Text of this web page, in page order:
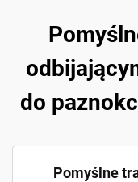
do
Pomyślne